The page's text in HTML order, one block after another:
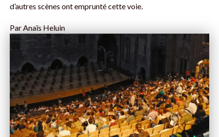
d’autres scènes ont emprunté cette voie.
ParAnaïs Heluin